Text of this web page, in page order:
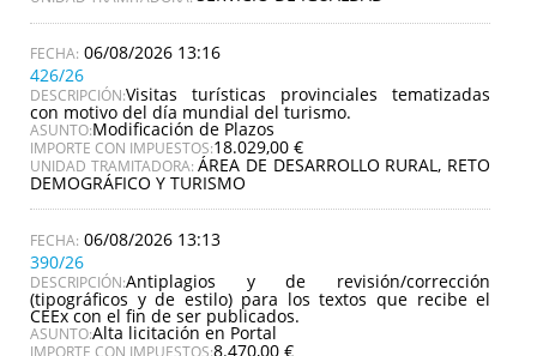
06/08/2026 13:16
426/26
DESCRIPCIÓN:Visitas turísticas provinciales tematizadas
con motivo del día mundial del turismo.
ASUNTO:Modificación de Plazos
IMPORTE CON IMPUESTOS:18.029,00 €
UNIDAD TRAMITADORA:ÁREA DE DESARROLLO RURAL, RETO
DEMOGRÁFICO Y TURISMO
06/08/2026 13:13
390/26
DESCRIPCIÓN:Antiplagios y de revisión/corrección
(tipográficos y de estilo) para los textos que recibe el
CEEx con el fin de ser publicados.
ASUNTO:Alta licitación en Portal
IMPORTE CON IMPUESTOS:8.470,00 €